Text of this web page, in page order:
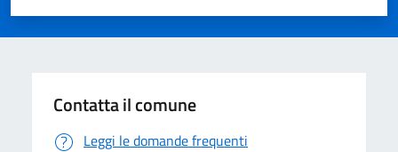
Valuta 5 stelle su 5
Valuta 4 stelle su 5
Valuta 3 stelle su 5
Valuta 2 stelle su 5
Valuta 1 stelle su 5
Contatta il comune
Leggi le domande frequenti